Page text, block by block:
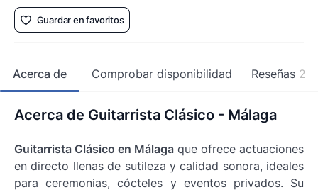
Guardar en favoritos
Acerca de Comprobar disponibilidad Reseñas 2
Acerca de Guitarrista Clásico - Málaga
Guitarrista Clásico en Málaga que ofrece actuaciones
en directo llenas de sutileza y calidad sonora, ideales
para ceremonias, cócteles y eventos privados. Su